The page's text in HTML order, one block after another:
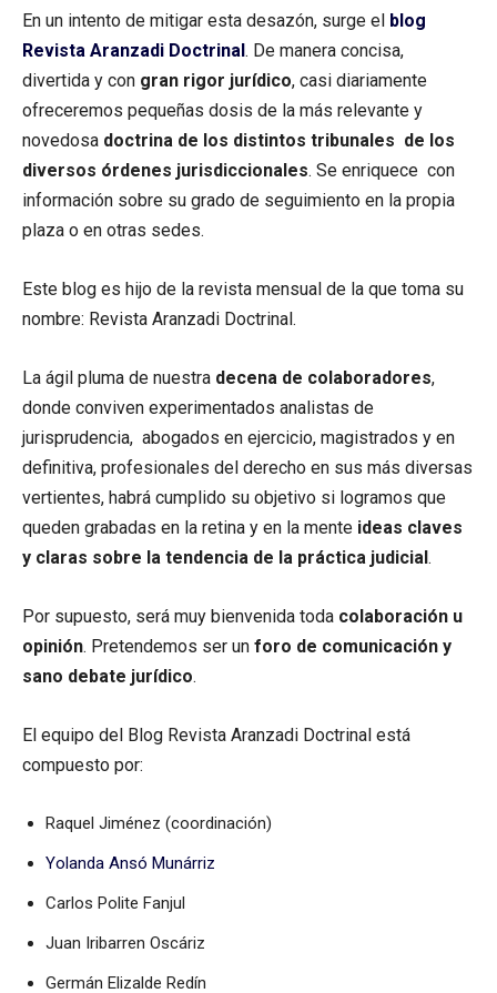
En un intento de mitigar esta desazón, surge el blog
Revista Aranzadi Doctrinal. De manera concisa,
divertida y con gran rigor jurídico, casi diariamente
ofreceremos pequeñas dosis de la más relevante y
novedosa doctrina de los distintos tribunales de los
diversos órdenes jurisdiccionales. Se enriquece con
información sobre su grado de seguimiento en la propia
plaza o en otras sedes.
Este blog es hijo de la revista mensual de la que toma su
nombre: Revista Aranzadi Doctrinal.
La ágil pluma de nuestra decena de colaboradores,
donde conviven experimentados analistas de
jurisprudencia, abogados en ejercicio, magistrados y en
definitiva, profesionales del derecho en sus más diversas
vertientes, habrá cumplido su objetivo si logramos que
queden grabadas en la retina y en la mente ideas claves
y claras sobre la tendencia de la práctica judicial.
Por supuesto, será muy bienvenida toda colaboración u
opinión. Pretendemos ser un foro de comunicación y
sano debate jurídico.
El equipo del Blog Revista Aranzadi Doctrinal está
compuesto por:
Raquel Jiménez (coordinación)
Yolanda Ansó Munárriz
Carlos Polite Fanjul
Juan Iribarren Oscáriz
Germán Elizalde Redín